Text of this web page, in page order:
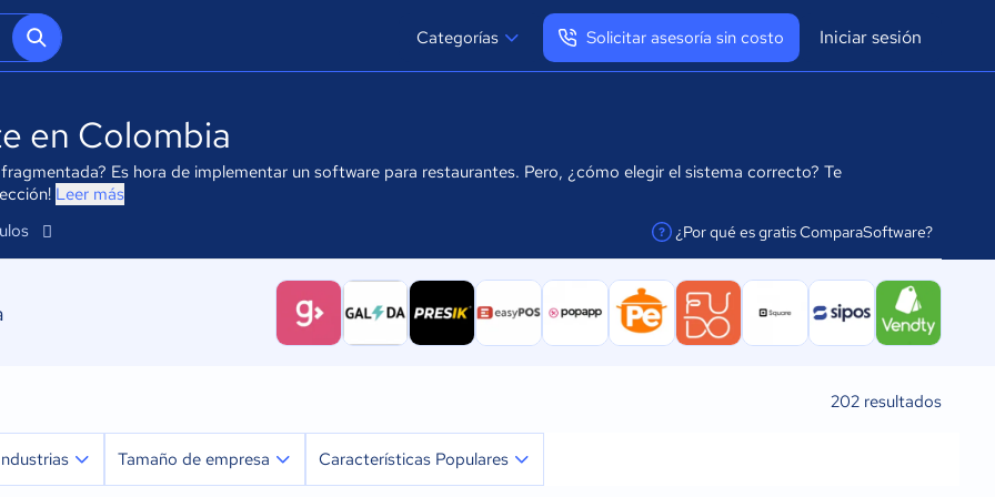
Categorías Solicitar asesoría sin costo Iniciar sesión
Cerrar sesión
en Colombia
Es hora de implementar un software para restaurantes. Pero, ¿cómo elegir el sistema correcto? Te
Leer más
¿Por qué es gratis ComparaSoftware?
facilitar la conexión
202 resultados
Tamaño de empresa Características Populares